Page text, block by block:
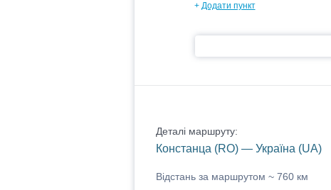
+ Додати пункт
Деталі маршруту:
Констанца (RO) — Україна (UA)
Відстань за маршрутом ~ 760 км